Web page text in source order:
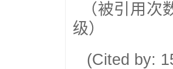
（被引用次
级）
(Cited by: